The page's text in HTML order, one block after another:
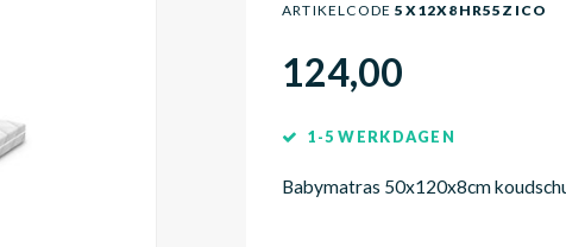
ARTIKELCODE 5X12X8HR55ZICO
124,00
1-5 WERKDAGEN
Babymatras 50x120x8cm